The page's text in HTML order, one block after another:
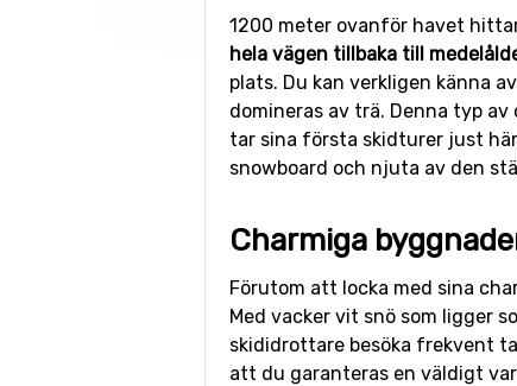
1200 meter ovanför havet
hela vägen tillbaka till
plats. Du kan verkligen känna
domineras av trä. Denna typ
tar sina första skidturer just
snowboard och njuta av den
Charmiga
Förutom att locka med sina
Med vacker vit snö som ligger
skididrottare besöka frekvent
att du garanteras en väldigt